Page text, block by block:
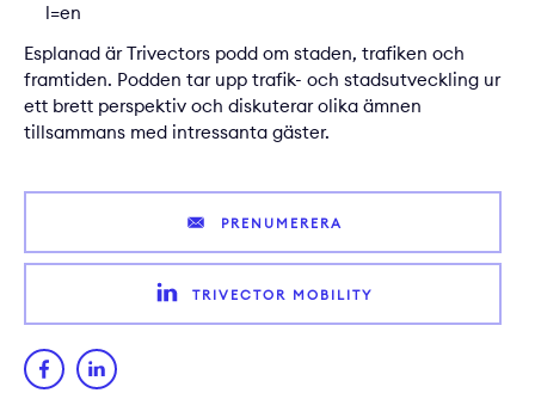
l=en
Esplanad är Trivectors podd om staden, trafiken och
framtiden. Podden tar upp trafik- och stadsutveckling ur
ett brett perspektiv och diskuterar olika ämnen
tillsammans med intressanta gäster.
PRENUMERERA
TRIVECTOR MOBILITY